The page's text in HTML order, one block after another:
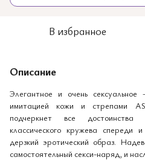
В избранное
Описание
Элегантное и очень
имитацией кожи и стрепами
подчеркнет все
классического кружева спереди
дерзкий эротический образ.
самостоятельный секси-наряд, и